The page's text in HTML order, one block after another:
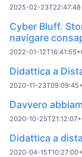
2025-02-
Cyber Bluff.
navigare
2022-01-
Didattica a
2020-11-
Davvero
2020-10-
Didattica a
2020-04-